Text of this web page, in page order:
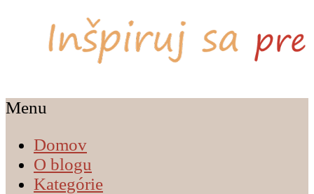
Menu
Domov
O blogu
Kategórie